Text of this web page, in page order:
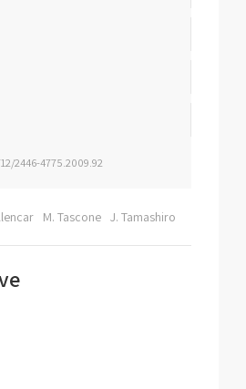
2446-4775.2009.92
M. Tascone J. Tamashiro